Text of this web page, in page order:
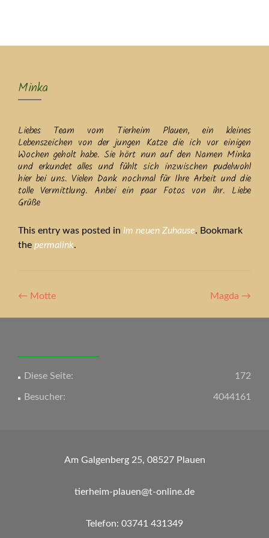
Minka
Liebes Team vom Tierheim Plauen, ein kleines
Lebenszeichen von der jungen Katze die ich vor einigen
Wochen geholt habe. Sie hört nun auf den Namen Minka
und erkundet alles und fühlt sich inzwischen pudelwohl
hier bei uns. Vielen Dank nochmal für Ihre Arbeit und die
tolle Vermittlung. Anbei ein paar Fotos von ihr. Liebe
Grüße
This entry was posted in Im neuen Zuhause. Bookmark
the permalink.
Artikel-
Navigation
← Motte Magda →
172
Diese Seite:
4044161
Besucher:
Am Galgenberg 25, 08527 Plauen
tierheim-plauen@t-online.de
Telefon: 03741 431349